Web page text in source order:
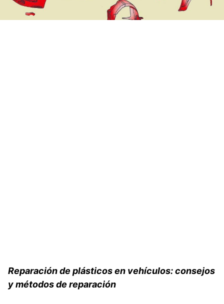
Reparación de plásticos en vehículos: consejos
y métodos de reparación